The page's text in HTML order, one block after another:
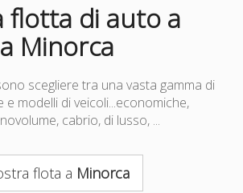
flotta di auto a
Minorca
scegliere tra una vasta gamma di
modelli di veicoli...economiche,
cabrio, di lusso, ...
flota a Minorca